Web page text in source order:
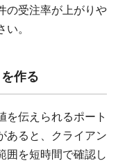
の受注率が上がりや
。
作る
を伝えられるポート
あると、クライアン
囲を短時間で確認し